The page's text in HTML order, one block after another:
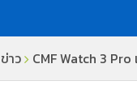
ข่าว CMF Watch 3